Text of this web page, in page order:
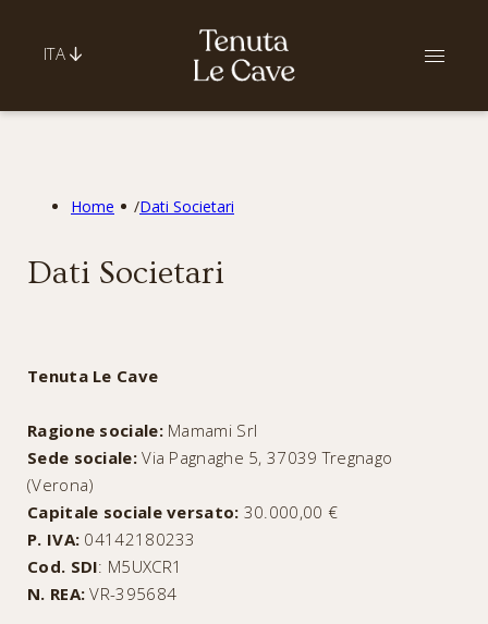
ITA
Home /Dati Societari
Dati Societari
Tenuta Le Cave
Ragione sociale: Mamami Srl
Sede sociale:Via Pagnaghe 5, 37039 Tregnago
(Verona)
Capitale sociale versato: 30.000,00 €
P. IVA: 04142180233
Cod. SDI: M5UXCR1
N. REA:VR-395684